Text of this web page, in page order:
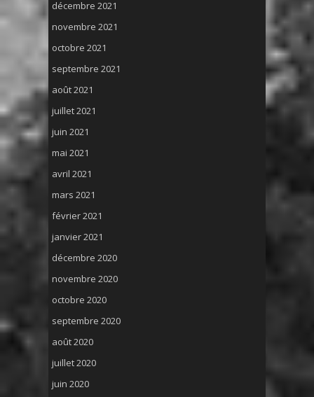
décembre 2021
novembre 2021
octobre 2021
septembre 2021
août 2021
juillet 2021
juin 2021
mai 2021
avril 2021
mars 2021
février 2021
janvier 2021
décembre 2020
novembre 2020
octobre 2020
septembre 2020
août 2020
juillet 2020
juin 2020